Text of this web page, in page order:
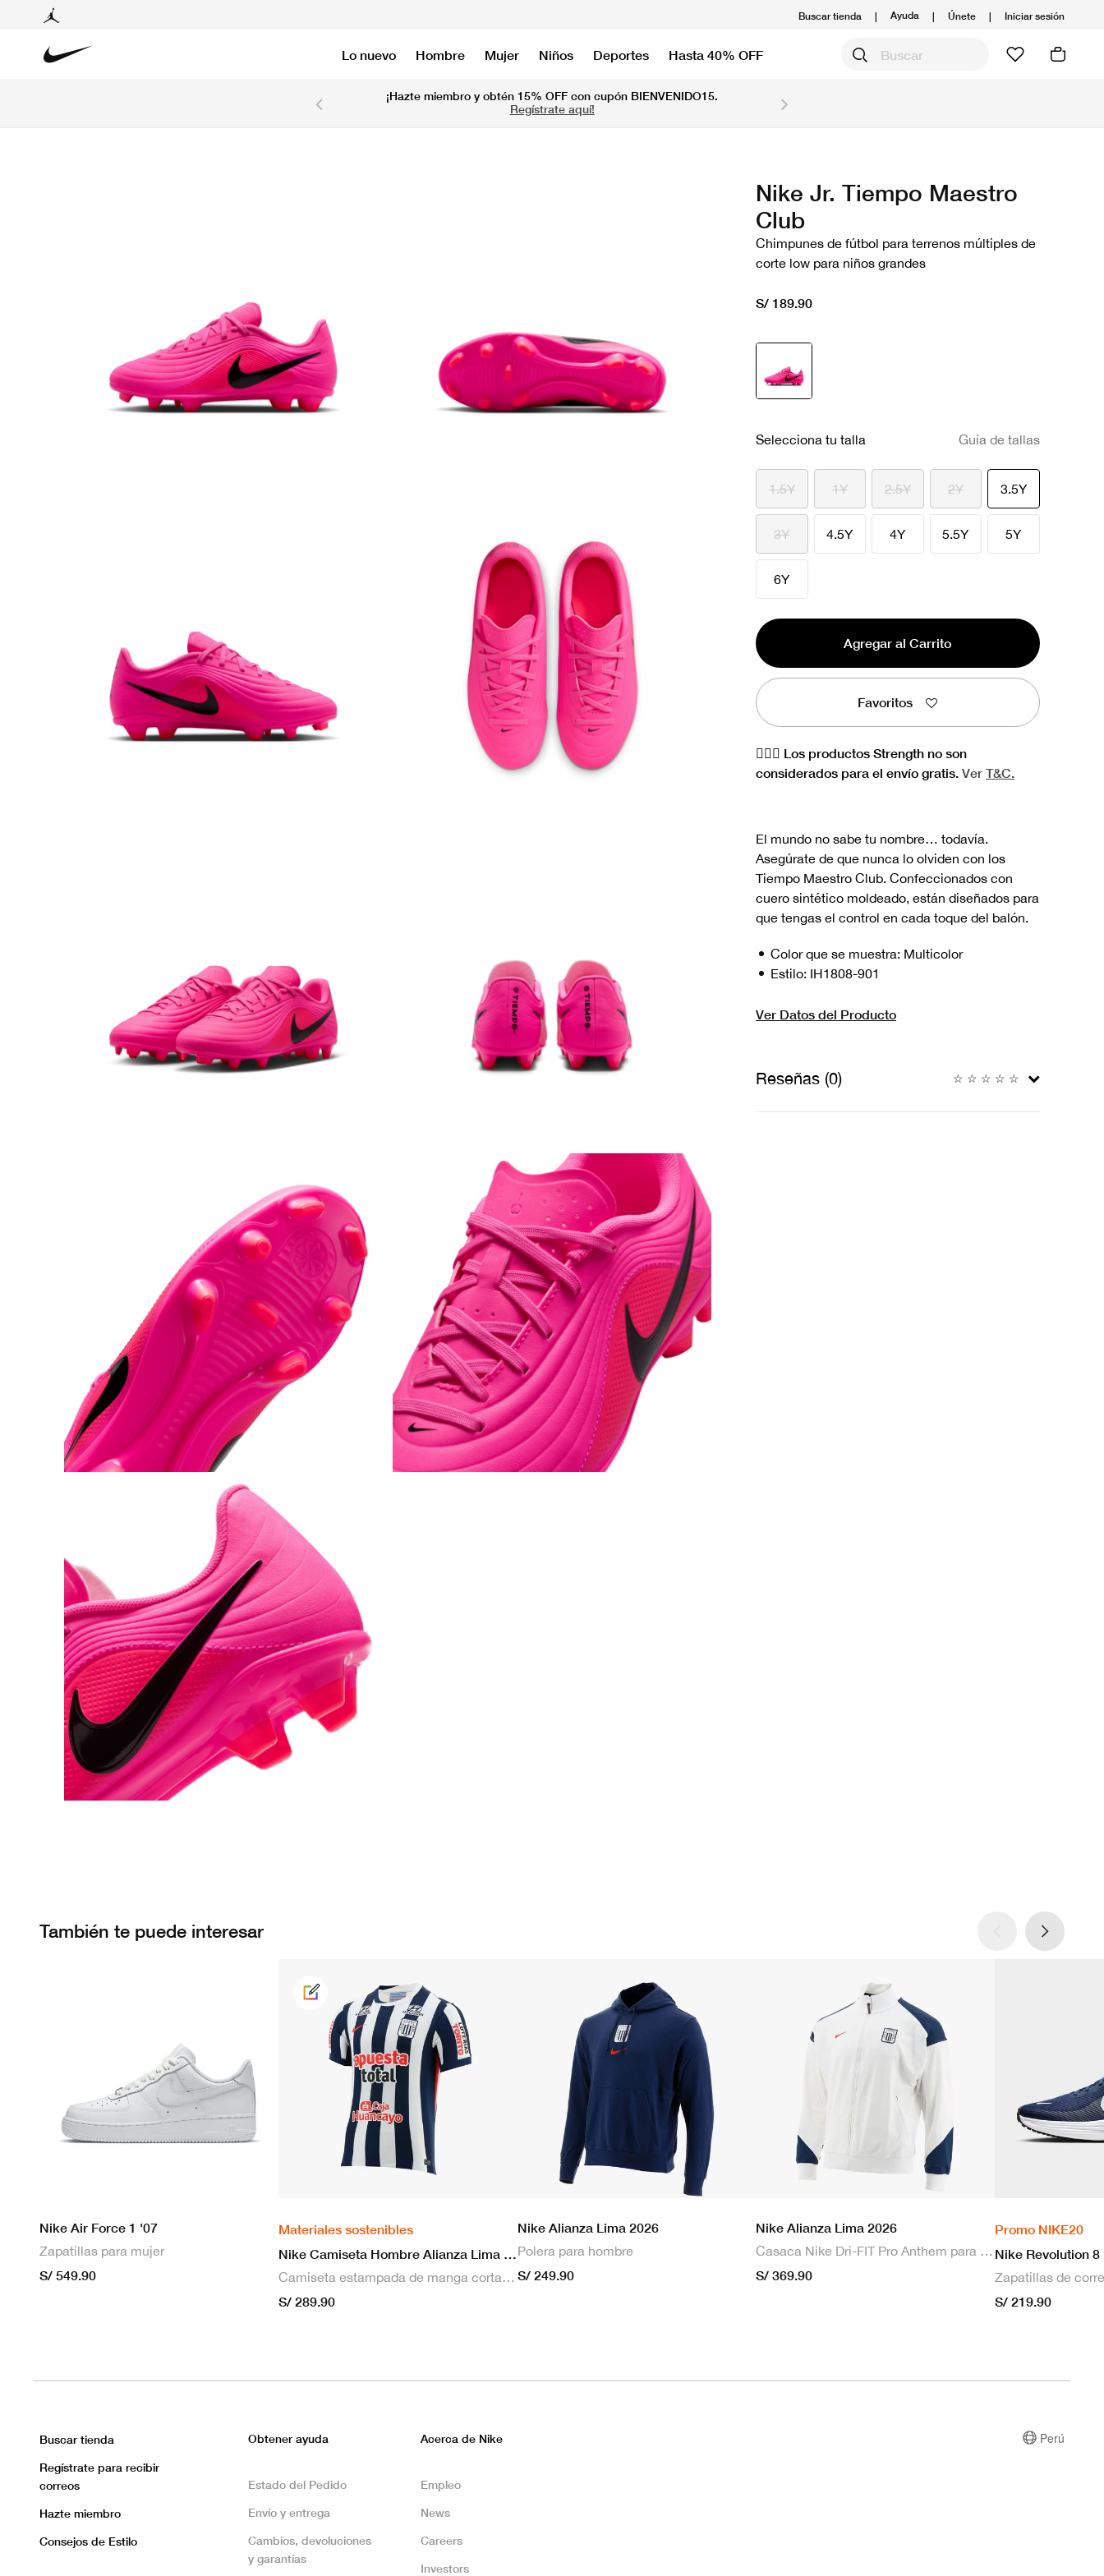
Buscar tienda | Ayuda | Únete | Iniciar sesión
Lo nuevo Hombre Mujer Niños Deportes Hasta 40% OFF
¡Hazte miembro y obtén 15% OFF con cupón BIENVENIDO15.
Regístrate aquí!
Nike Jr. Tiempo Maestro
Club
Chimpunes de fútbol para terrenos múltiples de
corte low para niños grandes
S/ 189.90
Selecciona tu talla Guía de tallas
1.5Y 1Y 2.5Y 2Y 3.5Y
3Y 4.5Y 4Y 5.5Y 5Y
6Y
Agregar al Carrito
Favoritos
🏋🏻‍♀️ Los productos Strength no son
considerados para el envío gratis. Ver T&C.
El mundo no sabe tu nombre… todavía.
Asegúrate de que nunca lo olviden con los
Tiempo Maestro Club. Confeccionados con
cuero sintético moldeado, están diseñados para
que tengas el control en cada toque del balón.
Color que se muestra: Multicolor
Estilo: IH1808-901
Ver Datos del Producto
Reseñas (0) ☆ ☆ ☆ ☆ ☆
También te puede interesar
Nike Air Force 1 '07
Zapatillas para mujer
S/ 549.90
Materiales sostenibles
Nike Camiseta Hombre Alianza Lima 2026 Local
Camiseta estampada de manga corta masculina Nike Dri-FIT de Alianza Lima Stadium para hombre
S/ 289.90
Nike Alianza Lima 2026
Polera para hombre
S/ 249.90
Nike Alianza Lima 2026
Casaca Nike Dri-FIT Pro Anthem para hombre
S/ 369.90
Promo NIKE20
Nike Revolution 8
S/ 219.90
Buscar tienda
Regístrate para recibir
correos
Hazte miembro
Consejos de Estilo
Obtener ayuda
Estado del Pedido
Envío y entrega
Cambios, devoluciones
y garantías
Acerca de Nike
Empleo
News
Careers
Investors
Perú